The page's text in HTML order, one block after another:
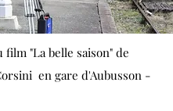
film "La belle saison" de
en gare d'Aubusson -